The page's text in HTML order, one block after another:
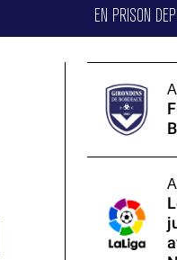
EN PRISON